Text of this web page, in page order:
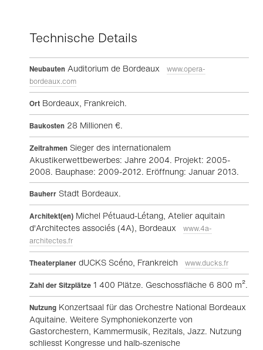
Technische Details
Neubauten Auditorium de Bordeaux
www.opera-
bordeaux.com
Ort Bordeaux, Frankreich.
Baukosten 28 Millionen €.
Zeitrahmen Sieger des internationalem
Akustikerwettbewerbes: Jahre 2004. Projekt: 2005-
2008. Bauphase: 2009-2012. Eröffnung: Januar 2013.
Bauherr Stadt Bordeaux.
Architekt(en) Michel Pétuaud-Létang, Atelier aquitain
d'Architectes associés (4A), Bordeaux
www.4a-
architectes.fr
Theaterplaner dUCKS Scéno, Frankreich www.ducks.fr
Zahl der Sitzplätze 1 400 Plätze. Geschossfläche 6 800 m².
Nutzung Konzertsaal für das Orchestre National Bordeaux
Aquitaine. Weitere Symphoniekonzerte von
Gastorchestern, Kammermusik, Rezitals, Jazz. Nutzung
schliesst Kongresse und halb-szenische